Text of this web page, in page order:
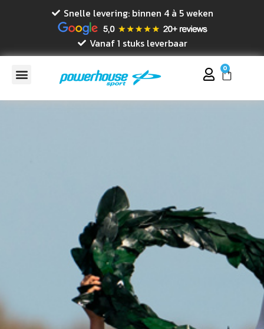
Snelle levering: binnen 4 à 5 weken
Vanaf 1 stuks leverbaar
0